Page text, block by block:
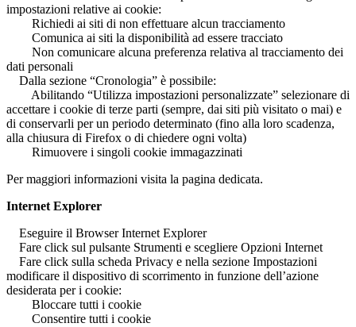
impostazioni relative ai cookie:
Richiedi ai siti di non effettuare alcun tracciamento
Comunica ai siti la disponibilità ad essere tracciato
Non comunicare alcuna preferenza relativa al tracciamento dei
dati personali
Dalla sezione “Cronologia” è possibile:
Abilitando “Utilizza impostazioni personalizzate” selezionare di
accettare i cookie di terze parti (sempre, dai siti più visitato o mai) e
di conservarli per un periodo determinato (fino alla loro scadenza,
alla chiusura di Firefox o di chiedere ogni volta)
Rimuovere i singoli cookie immagazzinati
Per maggiori informazioni visita la pagina dedicata.
Internet Explorer
Eseguire il Browser Internet Explorer
Fare click sul pulsante Strumenti e scegliere Opzioni Internet
Fare click sulla scheda Privacy e nella sezione Impostazioni
modificare il dispositivo di scorrimento in funzione dell’azione
desiderata per i cookie:
Bloccare tutti i cookie
Consentire tutti i cookie